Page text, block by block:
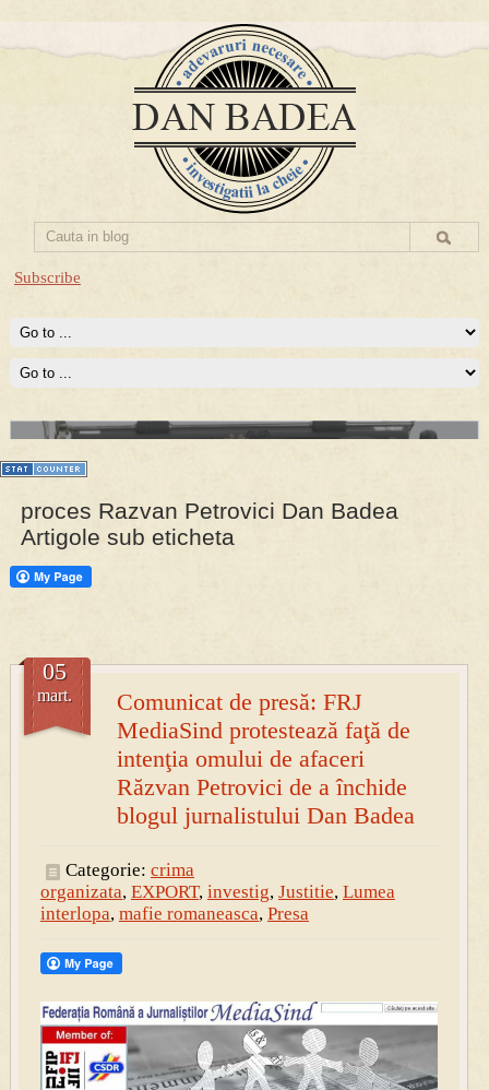
Subscribe
PRESA
Prima mea carte publicata (Nemira)
Averea Presedintelui: prima lucrare despre controversatele
conturi secrete ale Securitatii.
proces Razvan Petrovici Dan Badea
Artigole sub eticheta
Comunicat de presă: FRJ
MediaSind protestează faţă de
intenţia omului de afaceri
Răzvan Petrovici de a închide
blogul jurnalistului Dan Badea
05
mart.
Categorie: crima
organizata, EXPORT, investig, Justitie, Lumea
interlopa, mafie romaneasca, Presa